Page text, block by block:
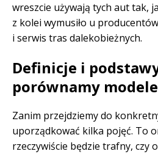
wreszcie używają tych aut tak,
z kolei wymusiło u
i serwis tras dalekobieżnych.
Definicje i
porównamy modele
Zanim przejdziemy do
uporządkować kilka pojęć. To
rzeczywiście będzie trafny, czy